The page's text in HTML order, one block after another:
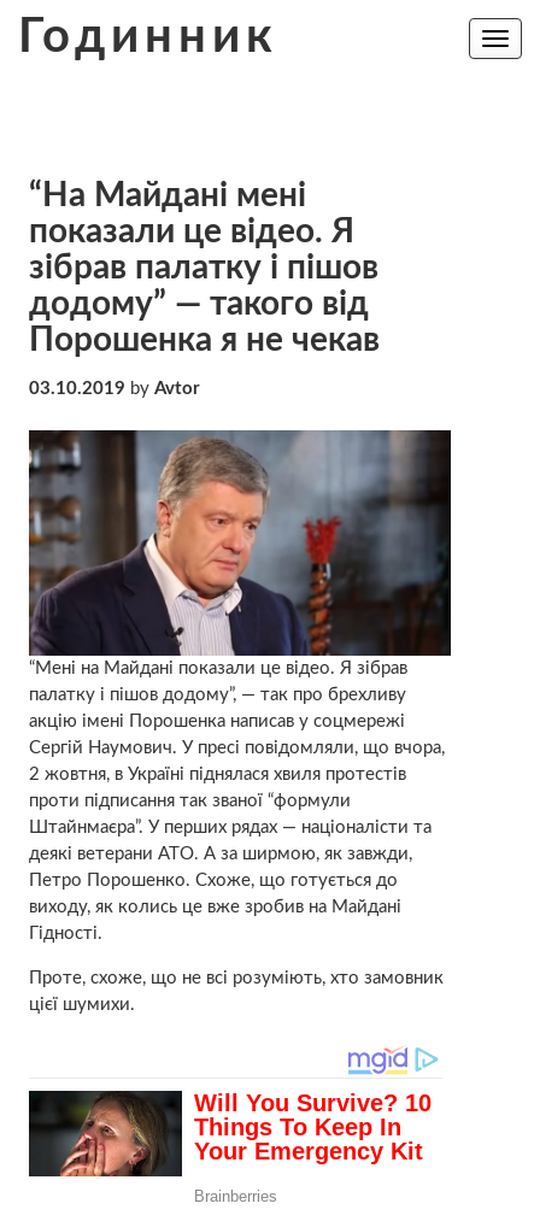
Годинник
Toggle
“На Майдані мені
показали це відео. Я
зібрав палатку і пішов
додому” — такого від
Порошенка я не чекав
03.10.2019 by Avtor
“Мені на Майдані показали це відео. Я зібрав
палатку і пішов додому”, — так про брехливу
акцію імені Порошенка написав у соцмережі
Сергій Наумович. У пресі повідомляли, що вчора,
2 жовтня, в Україні піднялася хвиля протестів
проти підписання так званої “формули
Штайнмаєра”. У перших рядах — націоналісти та
деякі ветерани АТО. А за ширмою, як завжди,
Петро Порошенко. Схоже, що готується до
виходу, як колись це вже зробив на Майдані
Гідності.
Проте, схоже, що не всі розуміють, хто замовник
цієї шумихи.